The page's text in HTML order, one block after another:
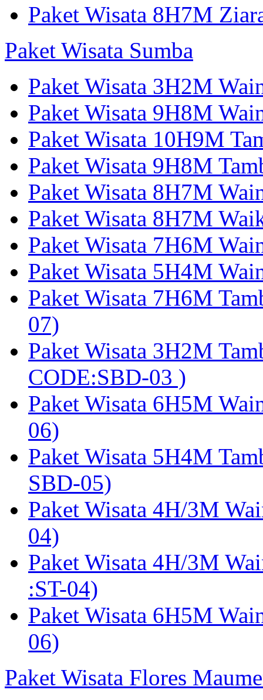
Paket Wisata 8H7M
Paket Wisata Sumba
Paket Wisata 3H2M
Paket Wisata 9H8M
Paket Wisata 10H9M
Paket Wisata 9H8M
Paket Wisata 8H7M
Paket Wisata 8H7M
Paket Wisata 7H6M
Paket Wisata 5H4M
Paket Wisata 7H6M
07)
Paket Wisata 3H2M
CODE:SBD-03 )
Paket Wisata 6H5M
06)
Paket Wisata 5H4M
SBD-05)
Paket Wisata 4H/3M
04)
Paket Wisata 4H/3M
:ST-04)
Paket Wisata 6H5M
06)
Paket Wisata Flores